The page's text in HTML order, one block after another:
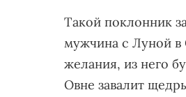
Такой поклонник
мужчина с Луной в
желания, из него
Овне завалит